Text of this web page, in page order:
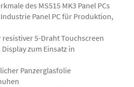
des MS515 MK3 Panel PCs
Panel PC für Produktion,
resistiver 5-Draht Touchscreen
zum Einsatz in
Panzerglasfolie